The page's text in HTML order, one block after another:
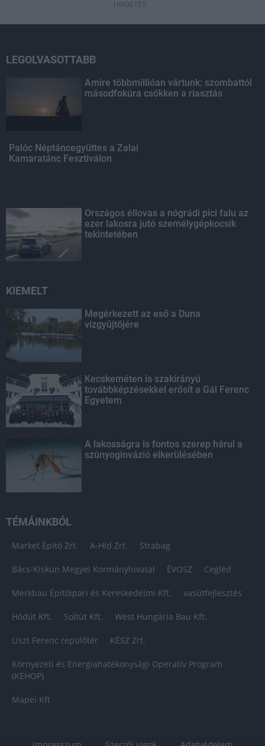
HIRDETÉS
LEGOLVASOTTABB
Amire többmillióan vártunk: szombattól
másodfokúra csökken a riasztás
Palóc Néptáncegyüttes a Zalai
Kamaratánc Fesztiválon
Országos éllovas a nógrádi pici falu az
ezer lakosra jutó személygépkocsik
tekintetében
KIEMELT
Megérkezett az eső a Duna
vízgyűjtőjére
Kecskeméten is szakirányú
továbbképzésekkel erősít a Gál Ferenc
Egyetem
A lakosságra is fontos szerep hárul a
szúnyoginvázió elkerülésében
TÉMÁINKBÓL
Market Építő Zrt. A-Híd Zrt. Strabag
Bács-Kiskun Megyei Kormányhivatal ÉVOSZ Cegléd
Merkbau Építőipari és Kereskedelmi Kft. vasútfejlesztés
Hódút Kft. Soltút Kft. West Hungária Bau Kft.
Liszt Ferenc repülőtér KÉSZ Zrt.
Környezeti és Energiahatékonysági Operatív Program
(KEHOP)
Mapei Kft